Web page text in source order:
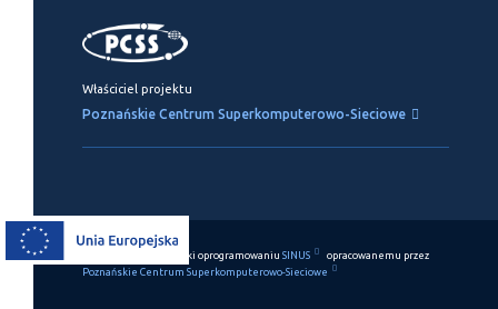
Właściciel projektu
Poznańskie Centrum Superkomputerowo-Sieciowe
Ten serwis działa dzięki oprogramowaniu SINUS
opracowanemu przez
Poznańskie Centrum Superkomputerowo-Sieciowe